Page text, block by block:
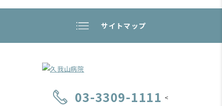
サイトマップ
03-3309-1111 <